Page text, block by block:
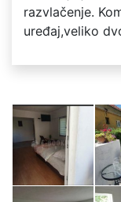
razvlačenje.
uređaj,veliko